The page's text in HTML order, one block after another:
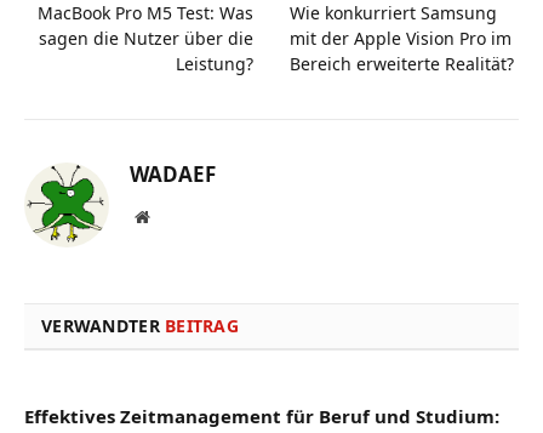
MacBook Pro M5 Test: Was
sagen die Nutzer über die
Leistung?
Wie konkurriert Samsung
mit der Apple Vision Pro im
Bereich erweiterte Realität?
WADAEF
Website
VERWANDTER BEITRAG
Effektives Zeitmanagement für Beruf und Studium: